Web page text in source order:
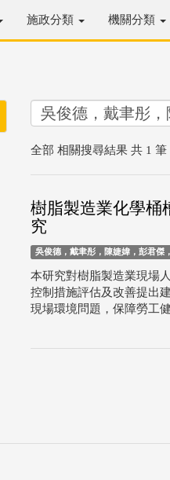
施政分類 機關分類
全部 相關搜尋結果 共 1 筆
樹脂製造業化學桶
究
吳俊德，戴聿彤，陳婕媁，彭君傑
本研究對樹脂製造業現場
控制措施評估及改善提出
現場環境問題，保障勞工